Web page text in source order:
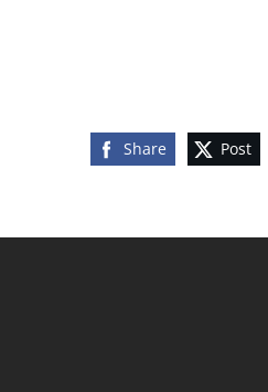
Share Post